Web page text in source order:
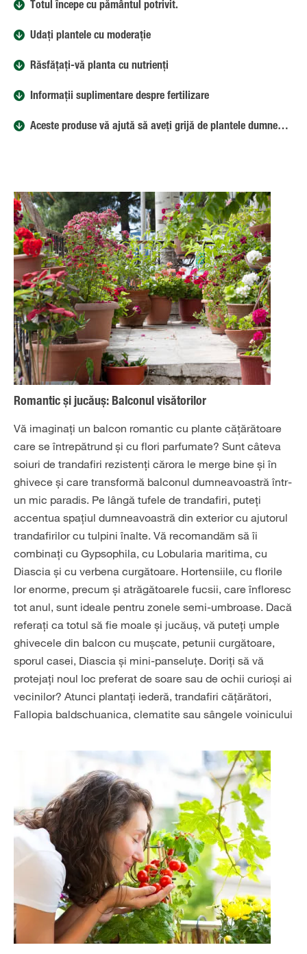
Totul începe cu pământul potrivit.
Udați plantele cu moderație
Răsfățați-vă planta cu nutrienți
Informații suplimentare despre fertilizare
Aceste produse vă ajută să aveți grijă de plantele dumneavoastră de pe balcon și din ghivece
Romantic și jucăuș: Balconul visătorilor
Vă imaginați un balcon romantic cu plante cățărătoare
care se întrepătrund și cu flori parfumate? Sunt câteva
soiuri de trandafiri rezistenți cărora le merge bine și în
ghivece și care transformă balconul dumneavoastră într-
un mic paradis. Pe lângă tufele de trandafiri, puteți
accentua spațiul dumneavoastră din exterior cu ajutorul
trandafirilor cu tulpini înalte. Vă recomandăm să îi
combinați cu Gypsophila, cu Lobularia maritima, cu
Diascia și cu verbena curgătoare. Hortensiile, cu florile
lor enorme, precum și atrăgătoarele fucsii, care înfloresc
tot anul, sunt ideale pentru zonele semi-umbroase. Dacă
referați ca totul să fie moale și jucăuș, vă puteți umple
ghivecele din balcon cu mușcate, petunii curgătoare,
sporul casei, Diascia și mini-panseluțe. Doriți să vă
protejați noul loc preferat de soare sau de ochii curioși ai
vecinilor? Atunci plantați iederă, trandafiri cățărători,
Fallopia baldschuanica, clematite sau sângele voinicului